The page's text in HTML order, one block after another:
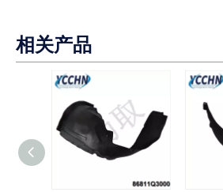
相关产品